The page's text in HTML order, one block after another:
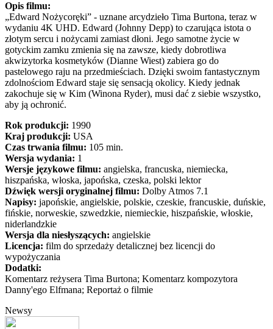
Opis filmu:
„Edward Nożycoręki” - uznane arcydzieło Tima Burtona, teraz w
wydaniu 4K UHD. Edward (Johnny Depp) to czarująca istota o
złotym sercu i nożycami zamiast dłoni. Jego samotne życie w
gotyckim zamku zmienia się na zawsze, kiedy dobrotliwa
akwizytorka kosmetyków (Dianne Wiest) zabiera go do
pastelowego raju na przedmieściach. Dzięki swoim fantastycznym
zdolnościom Edward staje się sensacją okolicy. Kiedy jednak
zakochuje się w Kim (Winona Ryder), musi dać z siebie wszystko,
aby ją ochronić.
Rok produkcji: 1990
Kraj produkcji: USA
Czas trwania filmu: 105 min.
Wersja wydania: 1
Wersje językowe filmu: angielska, francuska, niemiecka,
hiszpańska, włoska, japońska, czeska, polski lektor
Dźwięk wersji oryginalnej filmu: Dolby Atmos 7.1
Napisy: japońskie, angielskie, polskie, czeskie, francuskie, duńskie,
fińskie, norweskie, szwedzkie, niemieckie, hiszpańskie, włoskie,
niderlandzkie
Wersja dla niesłyszących: angielskie
Licencja: film do sprzedaży detalicznej bez licencji do
wypożyczania
Dodatki:
Komentarz reżysera Tima Burtona; Komentarz kompozytora
Danny'ego Elfmana; Reportaż o filmie
Newsy